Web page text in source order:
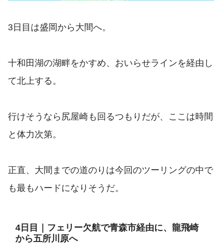
3日目は盛岡から大間へ。
十和田湖の湖畔をかすめ、おいらせラインを経由し
て北上する。
行けそうなら尻屋崎も回るつもりだが、ここは時間
と体力次第。
正直、大間までの道のりは今回のツーリングの中で
も最もハードになりそうだ。
4日目｜フェリー欠航で青森市経由に、龍飛崎
から五所川原へ